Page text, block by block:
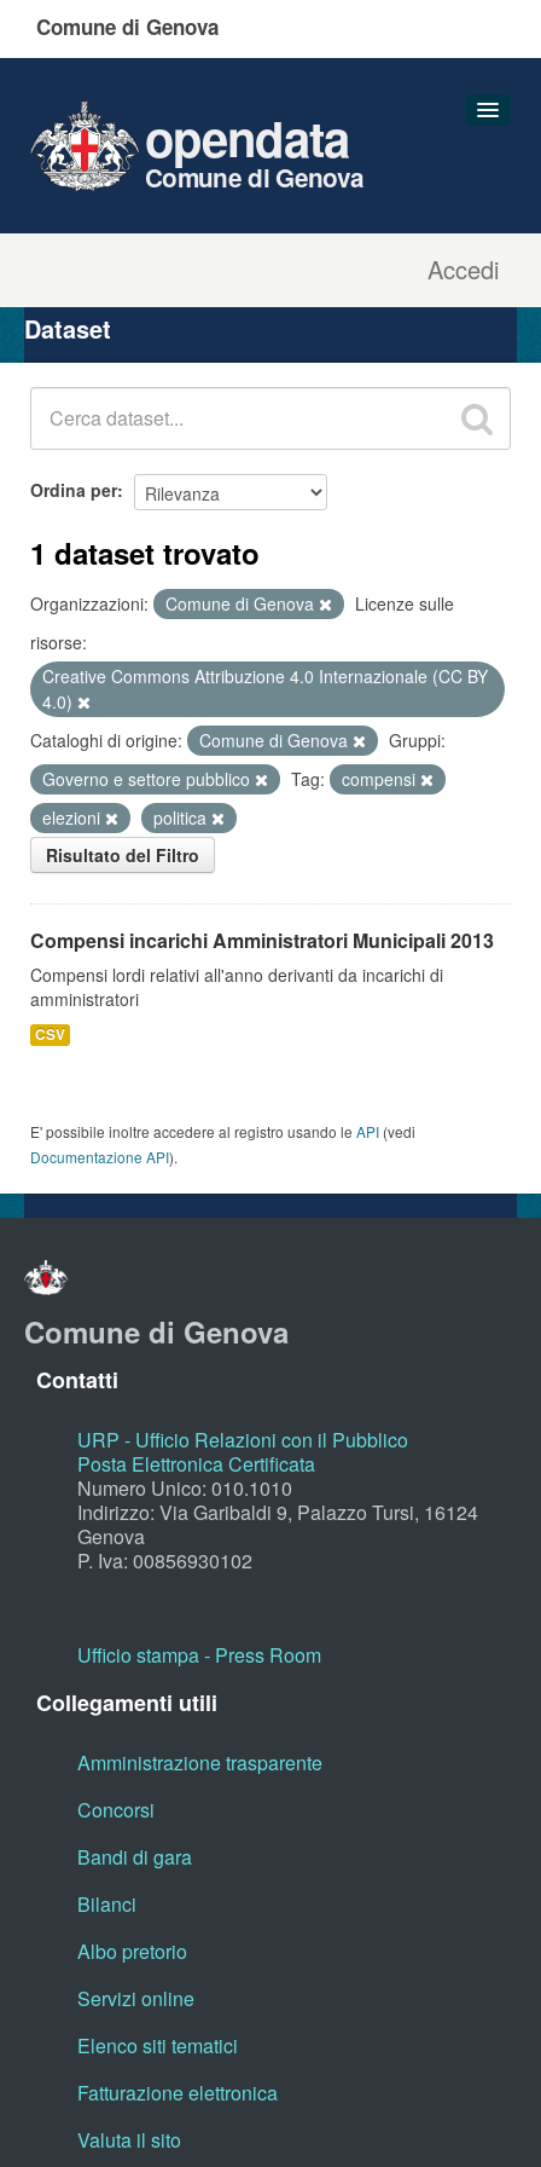
Comune di Genova
Accedi
opendata
Comune di Genova
Organizzazioni
Gruppi
Dataset
Ordina per
1 dataset trovato
Organizzazioni: Comune di Genova
Licenze sulle
risorse:
Creative Commons Attribuzione 4.0 Internazionale (CC BY
4.0)
Cataloghi di origine:
Comune di Genova
Gruppi:
Governo e settore pubblico
Tag:
compensi
elezioni
politica
Risultato del Filtro
Compensi incarichi Amministratori Municipali 2013
Compensi lordi relativi all'anno derivanti da incarichi di
amministratori
CSV
E' possibile inoltre accedere al registro usando le API (vedi
Documentazione API).
Comune di Genova
Contatti
URP - Ufficio Relazioni con il Pubblico
Posta Elettronica Certificata
Numero Unico: 010.1010
Indirizzo: Via Garibaldi 9, Palazzo Tursi, 16124
Genova
P. Iva: 00856930102
Ufficio stampa - Press Room
Collegamenti utili
Amministrazione trasparente
Concorsi
Bandi di gara
Bilanci
Albo pretorio
Servizi online
Elenco siti tematici
Fatturazione elettronica
Valuta il sito